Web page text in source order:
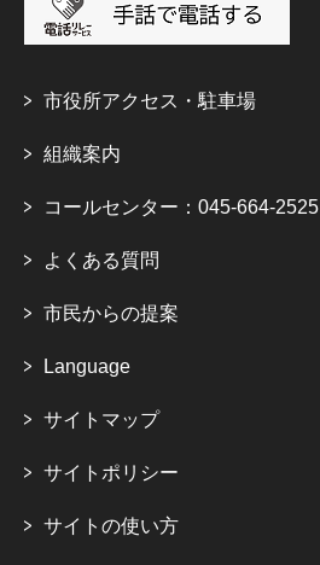
市役所アクセス・駐車場
組織案内
コールセンター：045-664-2525
よくある質問
市民からの提案
Language
サイトマップ
サイトポリシー
サイトの使い方